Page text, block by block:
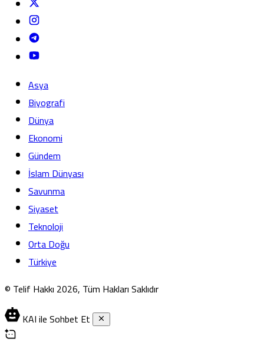
Asya
Biyografi
Dünya
Ekonomi
Gündem
İslam Dünyası
Savunma
Siyaset
Teknoloji
Orta Doğu
Türkiye
© Telif Hakkı 2026, Tüm Hakları Saklıdır
KAI ile Sohbet Et